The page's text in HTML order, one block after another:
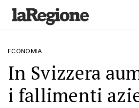
ECONOMIA
In Svizzera
i fallimenti